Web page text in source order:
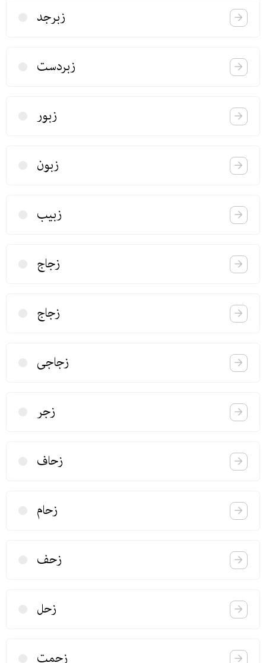
زبرجد
زبردست
زبور
زبون
زبیب
زجاج
زجاج
زجاجی
زجر
زحاف
زحام
زحف
زحل
زحمت